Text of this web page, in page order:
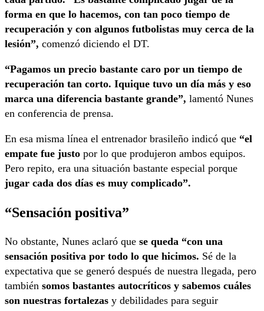
forma en que lo hacemos, con tan poco tiempo de
recuperación y con algunos futbolistas muy cerca de la
lesión”, comenzó diciendo el DT.
“Pagamos un precio bastante caro por un tiempo de
recuperación tan corto. Iquique tuvo un día más y eso
marca una diferencia bastante grande”, lamentó Nunes
en conferencia de prensa.
En esa misma línea el entrenador brasileño indicó que “el
empate fue justo por lo que produjeron ambos equipos.
Pero repito, era una situación bastante especial porque
jugar cada dos días es muy complicado”.
“Sensación positiva”
No obstante, Nunes aclaró que se queda “con una
sensación positiva por todo lo que hicimos. Sé de la
expectativa que se generó después de nuestra llegada, pero
también somos bastantes autocríticos y sabemos cuáles
son nuestras fortalezas y debilidades para seguir